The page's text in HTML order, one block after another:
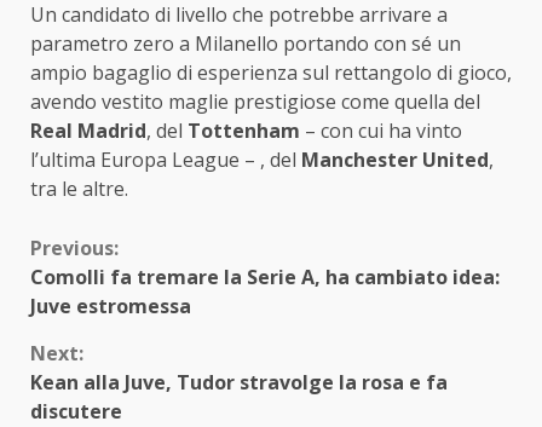
Un candidato di livello che potrebbe arrivare a
parametro zero a Milanello portando con sé un
ampio bagaglio di esperienza sul rettangolo di gioco,
avendo vestito maglie prestigiose come quella del
Real Madrid, del Tottenham – con cui ha vinto
l’ultima Europa League – , del Manchester United,
tra le altre.
Continue
Reading
Previous:
Comolli fa tremare la Serie A, ha cambiato idea:
Juve estromessa
Next:
Kean alla Juve, Tudor stravolge la rosa e fa
discutere